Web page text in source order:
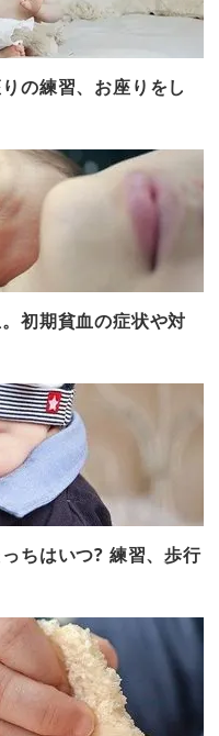
の練習、お座りをし
初期貧血の症状や対
ちはいつ? 練習、歩行